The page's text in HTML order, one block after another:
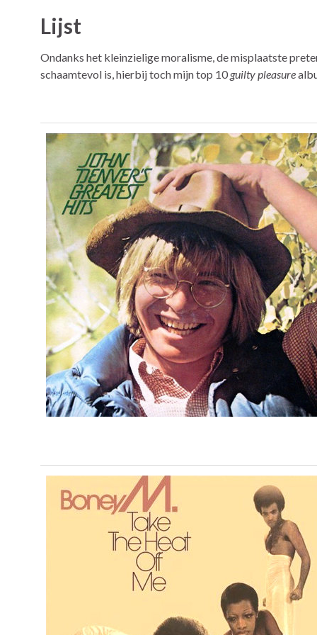
Lijst
Ondanks het kleinzielige moralisme, de misplaatste
schaamtevol is, hierbij toch mijn top 10 guilty pleasure